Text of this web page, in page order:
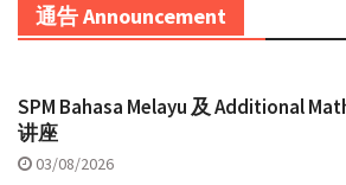
通告 Announcement
SPM Bahasa Melayu 及 Additional
讲座
03/08/2026